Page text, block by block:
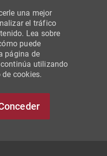
una mejor
el tráfico
Lea sobre
puede
página de
utilizando
cookies.